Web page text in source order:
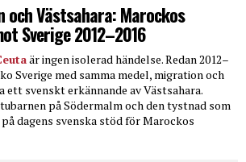
och Västsahara: Marockos
Sverige 2012–2016
är ingen isolerad händelse. Redan 2012–
Sverige med samma medel, migration och
svenskt erkännande av Västsahara.
på Södermalm och den tystnad som
dagens svenska stöd för Marockos